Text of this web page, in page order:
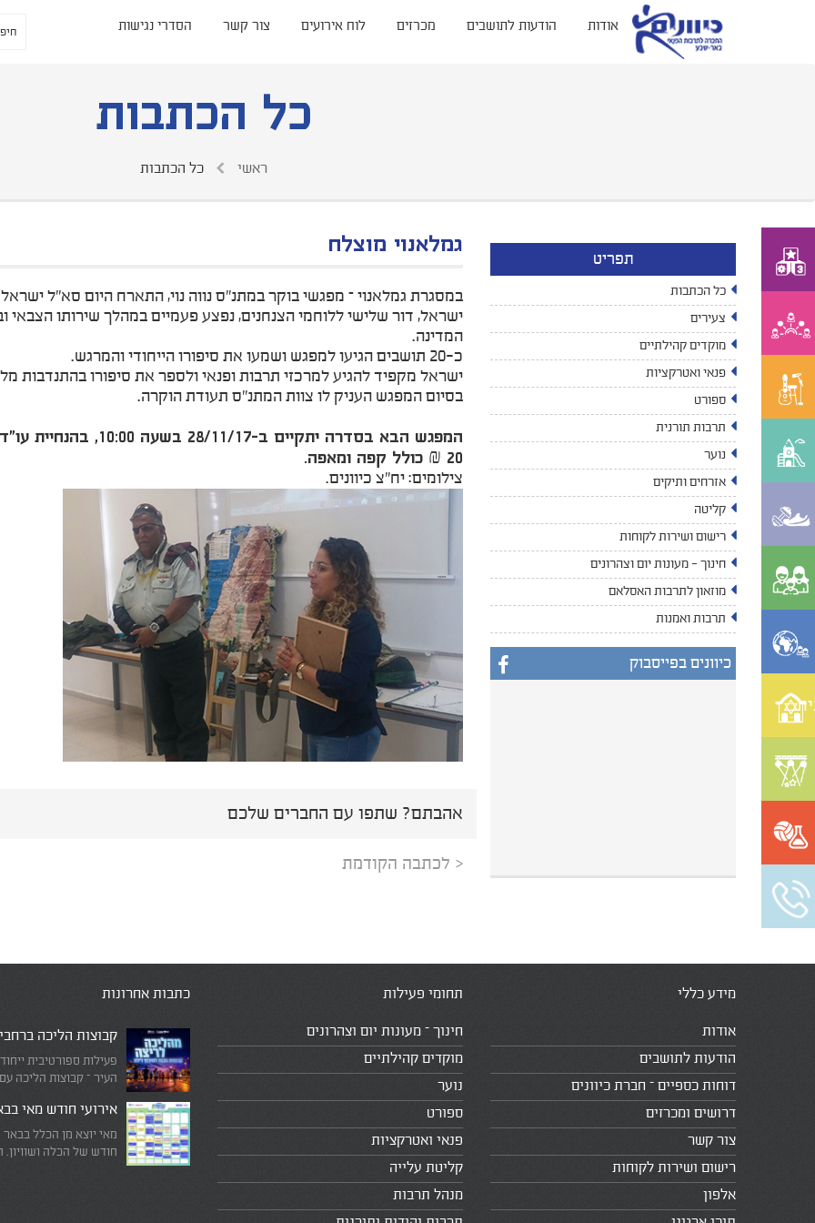
אודות הודעות לתושבים מכרזים לוח אירועים צור קשר הסדרי נגישות
כל הכתבות
ראשי כל הכתבות
תפריט
כל הכתבות
צעירים
מוקדים קהילתיים
פנאי ואטרקציות
ספורט
תרבות תורנית
נוער
אזרחים ותיקים
קליטה
רישום ושירות לקוחות
חינוך - מעונות יום וצהרונים
מוזאון לתרבות האסלאם
תרבות ואמנות
כיוונים בפייסבוק
גמלאנוי מוצלח
במסגרת גמלאנוי – מפגשי בוקר במתנ"ס נווה נוי, התארח היום סא"ל
ישראל, דור שלישי ללוחמי הצנחנים, נפצע פעמיים במהלך שירותו
המדינה.
כ-20 תושבים הגיעו למפגש ושמעו את סיפורו הייחודי והמרגש.
ישראל מקפיד להגיע למרכזי תרבות ופנאי ולספר את סיפורו בהתנדבות
בסיום המפגש העניק לו צוות המתנ"ס תעודת הוקרה.
המפגש הבא בסדרה יתקיים ב-28/11/17 בשעה 10:00, בהנחיית עו"ד מינה קלמן-חדד, אשר תרצה על צוואות וירושות.
20 ₪ כולל קפה ומאפה.
צילומים: יח"צ כיוונים.
אהבתם? שתפו עם החברים שלכם
< לכתבה הקודמת
מידע כללי
אודות
הודעות לתושבים
דוחות כספיים – חברת כיוונים
דרושים ומכרזים
צור קשר
רישום ושירות לקוחות
אלפון
תחומי פעילות
חינוך – מעונות יום וצהרונים
מוקדים קהילתיים
נוער
ספורט
פנאי ואטרקציות
קליטת עלייה
מנהל תרבות
כתבות אחרונות
קבוצות הליכה
פעילות ספורטיבית
העיר – קבוצות הליכה עם
אירועי חודש מאי
מאי יוצא מן הכלל
חודש של הכלה ושוויון.